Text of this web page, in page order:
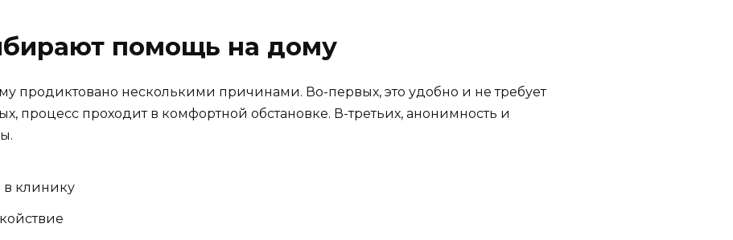
помощь на дому
продиктовано несколькими причинами. Во-первых, это удобно и не требует
процесс проходит в комфортной обстановке. В-третьих, анонимность и
в клинику